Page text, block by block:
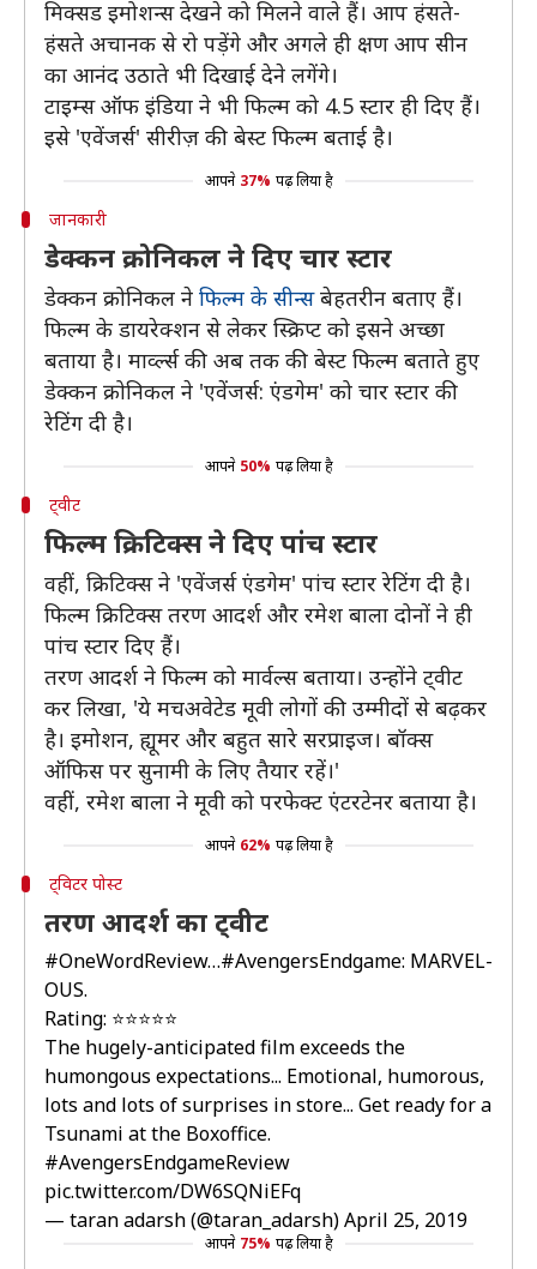
मिक्सड इमोशन्स देखने को मिलने वाले हैं। आप हंसते-
हंसते अचानक से रो पड़ेंगे और अगले ही क्षण आप सीन
का आनंद उठाते भी दिखाई देने लगेंगे।
टाइम्स ऑफ इंडिया ने भी फिल्म को 4.5 स्टार ही दिए हैं।
इसे 'एवेंजर्स' सीरीज़ की बेस्ट फिल्म बताई है।
आपने 37% पढ़ लिया है
जानकारी
डेक्कन क्रोनिकल ने दिए चार स्टार
डेक्कन क्रोनिकल ने फिल्म के सीन्सबेहतरीन बताए हैं।
फिल्म के डायरेक्शन से लेकर स्क्रिप्ट को इसने अच्छा
बताया है। मार्व्ल्स की अब तक की बेस्ट फिल्म बताते हुए
डेक्कन क्रोनिकल ने 'एवेंजर्स: एंडगेम' को चार स्टार की
रेटिंग दी है।
आपने 50% पढ़ लिया है
ट्वीट
फिल्म क्रिटिक्स ने दिए पांच स्टार
वहीं, क्रिटिक्स ने 'एवेंजर्स एंडगेम' पांच स्टार रेटिंग दी है।
फिल्म क्रिटिक्स तरण आदर्श और रमेश बाला दोनों ने ही
पांच स्टार दिए हैं।
तरण आदर्श ने फिल्म को मार्वल्स बताया। उन्होंने ट्वीट
कर लिखा, 'ये मचअवेटेड मूवी लोगों की उम्मीदों से बढ़कर
है। इमोशन, ह्यूमर और बहुत सारे सरप्राइज। बॉक्स
ऑफिस पर सुनामी के लिए तैयार रहें।'
वहीं, रमेश बाला ने मूवी को परफेक्ट एंटरटेनर बताया है।
आपने 62% पढ़ लिया है
ट्विटर पोस्ट
तरण आदर्श का ट्वीट
#OneWordReview…#AvengersEndgame: MARVEL-
OUS.
Rating: ⭐️⭐️⭐️⭐️⭐️
The hugely-anticipated film exceeds the
humongous expectations... Emotional, humorous,
lots and lots of surprises in store... Get ready for a
Tsunami at the Boxoffice.
#AvengersEndgameReview
pic.twitter.com/DW6SQNiEFq
— taran adarsh (@taran_adarsh)April 25, 2019
आपने 75% पढ़ लिया है